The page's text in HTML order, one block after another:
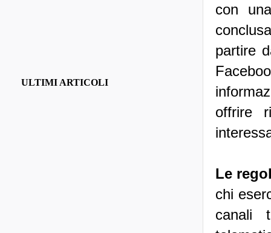
con
partire
offrire
Le
chi
canali
ULTIMI ARTICOLI